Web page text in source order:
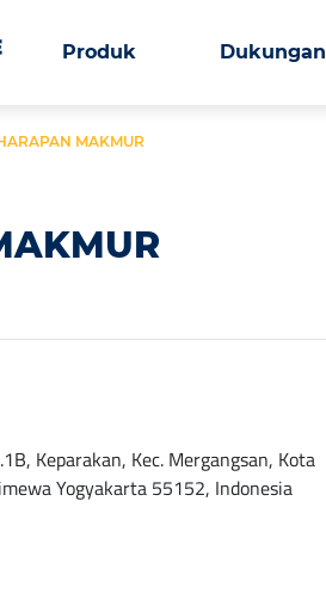
Produk Dukungan
MAKMUR
Keparakan, Kec. Mergangsan, Kota
Yogyakarta 55152, Indonesia